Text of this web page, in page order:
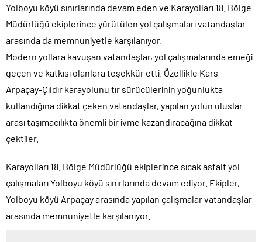
Yolboyu köyü sınırlarında devam eden ve Karayolları 18. Bölge
Müdürlüğü ekiplerince yürütülen yol çalışmaları vatandaşlar
arasında da memnuniyetle karşılanıyor.
Modern yollara kavuşan vatandaşlar, yol çalışmalarında emeği
geçen ve katkısı olanlara teşekkür etti. Özellikle Kars-
Arpaçay-Çıldır karayolunu tır sürücülerinin yoğunlukta
kullandığına dikkat çeken vatandaşlar, yapılan yolun uluslar
arası taşımacılıkta önemli bir ivme kazandıracağına dikkat
çektiler.
Karayolları 18. Bölge Müdürlüğü ekiplerince sıcak asfalt yol
çalışmaları Yolboyu köyü sınırlarında devam ediyor. Ekipler,
Yolboyu köyü Arpaçay arasında yapılan çalışmalar vatandaşlar
arasında memnuniyetle karşılanıyor.